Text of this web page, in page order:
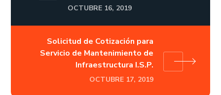
OCTUBRE 16, 2019
Solicitud de Cotización para
Servicio de Mantenimiento de
Infraestructura I.S.P.
OCTUBRE 17, 2019